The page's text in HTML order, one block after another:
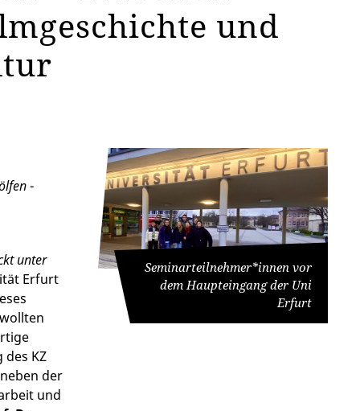
und
-
unter
Erfurt
KZ
der
und
Seminarteilnehmer*innen vor
dem Haupteingang der Uni
Erfurt